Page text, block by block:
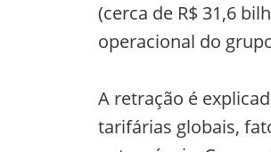
(cerca de R$ 31,6
operacional do
A retração é
tarifárias globais,